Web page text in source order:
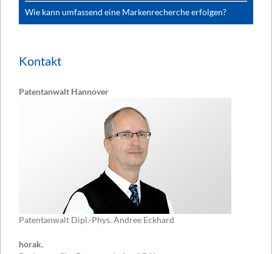
Wie kann umfassend eine Markenrecherche erfolgen?
Kontakt
Patentanwalt Hannover
Patentanwalt Dipl.-Phys. Andree Eckhard
horak.